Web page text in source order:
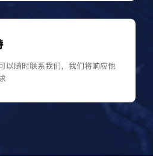
以随时联系我们，我们将响应他